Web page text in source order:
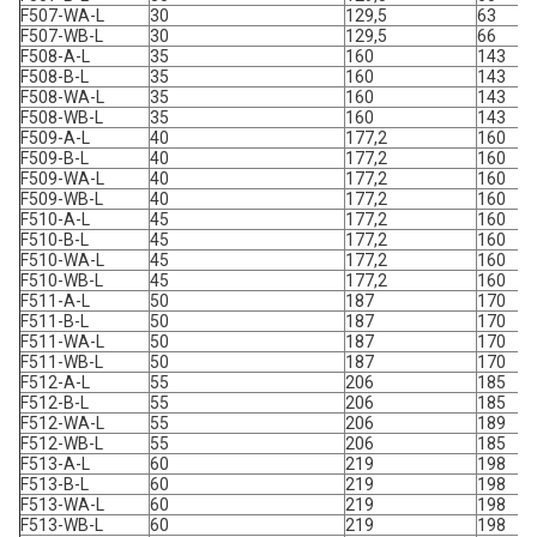
F507-WA-L
30 129,5
63
F507-WB-L
30 129,5
66
F508-A-L
35 160
143
F508-B-L
35 160
143
F508-WA-L
35 160
143
F508-WB-L
35 160
143
F509-A-L
40 177,2
160
F509-B-L
40 177,2
160
F509-WA-L
40 177,2
160
F509-WB-L
40 177,2
160
F510-A-L
45 177,2
160
F510-B-L
45 177,2
160
F510-WA-L
45 177,2
160
F510-WB-L
45 177,2
160
F511-A-L
50 187
170
F511-B-L
50 187
170
F511-WA-L
50 187
170
F511-WB-L
50 187
170
F512-A-L
55 206
185
F512-B-L
55 206
185
F512-WA-L
55 206
189
F512-WB-L
55 206
185
F513-A-L
60 219
198
F513-B-L
60 219
198
F513-WA-L
60 219
198
F513-WB-L
60 219
198